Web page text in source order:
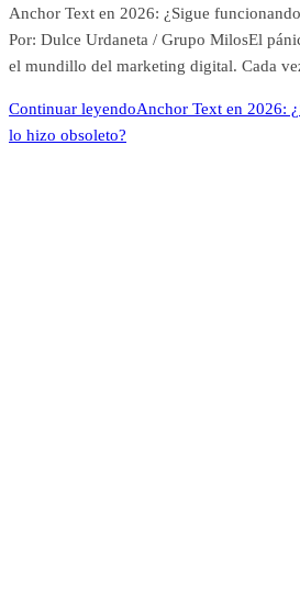
Anchor Text en 2026: ¿Sigue
Por: Dulce Urdaneta / Grupo MilosEl
el mundillo del marketing digital. Cada
Continuar leyendoAnchor Text en 2026:
lo hizo obsoleto?